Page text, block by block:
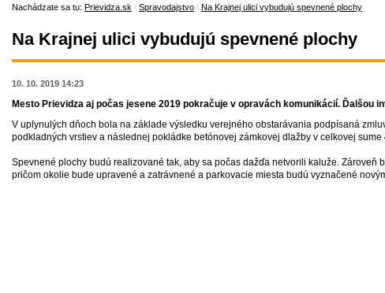
Nachádzate sa tu: Prievidza.sk \ Spravodajstvo \ Na Krajnej ulici vybudujú spevnené plochy
Na Krajnej ulici vybudujú spevnené plochy
10. 10. 2019 14:23
Mesto Prievidza aj počas jesene 2019 pokračuje v opravách komunikácií. Ďalšou
V uplynulých dňoch bola na základe výsledku verejného obstarávania podpísaná
podkladných vrstiev a následnej pokládke betónovej zámkovej dlažby v celkovej sume
Spevnené plochy budú realizované tak, aby sa počas dažďa netvorili kaluže.
pričom okolie bude upravené a zatrávnené a parkovacie miesta budú vyznačené